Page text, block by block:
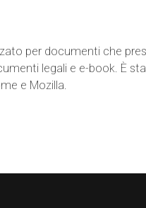
per documenti che
legali e e-book. È
e Mozilla.